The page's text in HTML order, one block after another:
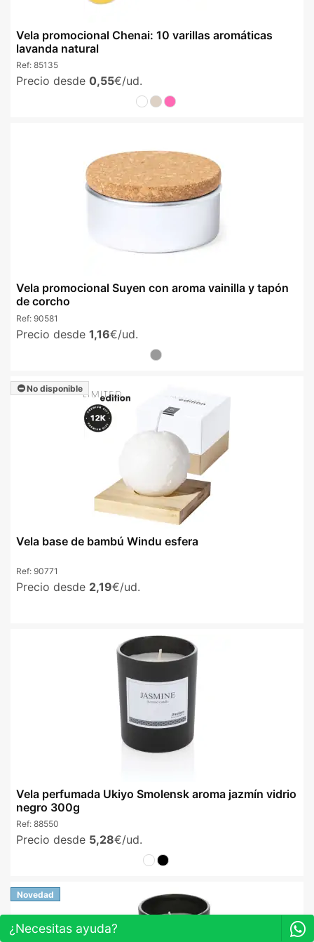
Vela promocional Chenai: 10 varillas aromáticas
lavanda natural
Ref: 85135
Precio desde 0,55€/ud.
Vela promocional Suyen con aroma vainilla y tapón
de corcho
Ref: 90581
Precio desde 1,16€/ud.
No disponible
Vela base de bambú Windu esfera
Ref: 90771
Precio desde 2,19€/ud.
Vela perfumada Ukiyo Smolensk aroma jazmín vidrio
negro 300g
Ref: 88550
Precio desde 5,28€/ud.
Novedad
¿Necesitas ayuda?